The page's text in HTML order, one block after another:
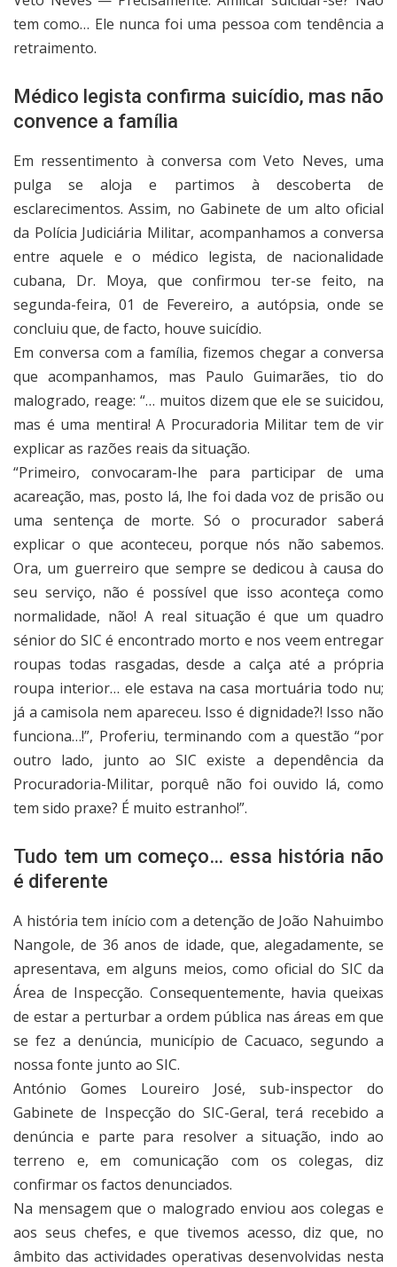
tem como… Ele nunca foi uma pessoa com tendência a
retraimento.
Médico legista confirma suicídio, mas não
convence a família
Em ressentimento à conversa com Veto Neves, uma
pulga se aloja e partimos à descoberta de
esclarecimentos. Assim, no Gabinete de um alto oficial
da Polícia Judiciária Militar, acompanhamos a conversa
entre aquele e o médico legista, de nacionalidade
cubana, Dr. Moya, que confirmou ter-se feito, na
segunda-feira, 01 de Fevereiro, a autópsia, onde se
concluiu que, de facto, houve suicídio.
Em conversa com a família, fizemos chegar a conversa
que acompanhamos, mas Paulo Guimarães, tio do
malogrado, reage: “… muitos dizem que ele se suicidou,
mas é uma mentira! A Procuradoria Militar tem de vir
explicar as razões reais da situação.
“Primeiro, convocaram-lhe para participar de uma
acareação, mas, posto lá, lhe foi dada voz de prisão ou
uma sentença de morte. Só o procurador saberá
explicar o que aconteceu, porque nós não sabemos.
Ora, um guerreiro que sempre se dedicou à causa do
seu serviço, não é possível que isso aconteça como
normalidade, não! A real situação é que um quadro
sénior do SIC é encontrado morto e nos veem entregar
roupas todas rasgadas, desde a calça até a própria
roupa interior… ele estava na casa mortuária todo nu;
já a camisola nem apareceu. Isso é dignidade?! Isso não
funciona…!”, Proferiu, terminando com a questão “por
outro lado, junto ao SIC existe a dependência da
Procuradoria-Militar, porquê não foi ouvido lá, como
tem sido praxe? É muito estranho!”.
Tudo tem um começo… essa história não
é diferente
A história tem início com a detenção de João Nahuimbo
Nangole, de 36 anos de idade, que, alegadamente, se
apresentava, em alguns meios, como oficial do SIC da
Área de Inspecção. Consequentemente, havia queixas
de estar a perturbar a ordem pública nas áreas em que
se fez a denúncia, município de Cacuaco, segundo a
nossa fonte junto ao SIC.
António Gomes Loureiro José, sub-inspector do
Gabinete de Inspecção do SIC-Geral, terá recebido a
denúncia e parte para resolver a situação, indo ao
terreno e, em comunicação com os colegas, diz
confirmar os factos denunciados.
Na mensagem que o malogrado enviou aos colegas e
aos seus chefes, e que tivemos acesso, diz que, no
âmbito das actividades operativas desenvolvidas nesta